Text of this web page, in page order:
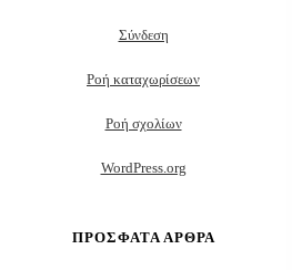
Σύνδεση
Ροή καταχωρίσεων
Ροή σχολίων
WordPress.org
ΠΡΌΣΦΑΤΑ ΆΡΘΡΑ